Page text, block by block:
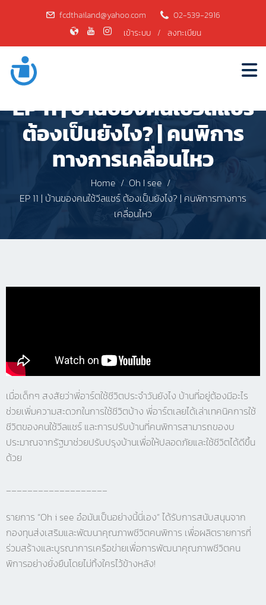
fcdthailand@yahoo.com
02-539-2916
เข้าระบบ / ลงทะเบียน
EP 11 | บ้านของคนใช้วีลแชร์
ต้องเป็นยังไง? | คนพิการ
ทางการเคลื่อนไหว
Home
Oh I see
EP 11 | บ้านของคนใช้วีลแชร์ ต้องเป็นยังไง? | คนพิการทางการ
เคลื่อนไหว
เมื่อเด็กๆ สงสัยว่าพี่อาร์ตใช้ชีวิตประจำวันยังไง บ้านที่อยู่ต้องมีอะไร
ช่วยเพิ่มความสะดวกในการใช้ชีวิตบ้าง พี่อาร์ตเลยได้เล่าเทคนิคการใช้
ชีวิตของคนใช้วีลแชร์ และการปรับบ้านที่คนพิการสามารถของบ
ประมาณจากรัฐมาช่วยปรับปรุงบ้านเพื่อให้ปลอดภัยและใช้ชีวิตได้ดีขึ้น
ด้วย
___________________
รายการ “Oh i see อ๋อมันเป็นอย่างนี้นี่เอง” ได้รับการสนับสนุนจาก
กองทุนส่งเสริมและพัฒนาคุณภาพชีวิตคนพิการ เพื่อผลิตรายการที่
ร่วมสร้างและบูรณาการเครือข่ายเพื่อการพัฒนาคุณภาพชีวิตคน
พิการอย่างยั่งยืนโดยไม่ทิ้งใครไว้ข้างหลัง!